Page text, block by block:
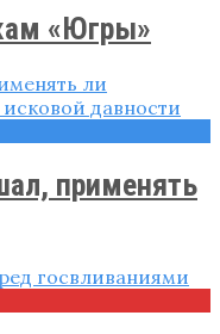
«Югры»‍
применять